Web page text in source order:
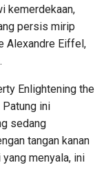
kemerdekaan,
persis mirip
Alexandre Eiffel,
Enlightening the
Patung ini
sedang
tangan kanan
menyala, ini